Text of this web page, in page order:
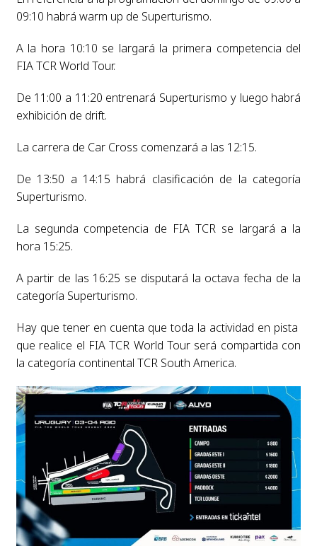
09:10 habrá warm up de Superturismo.
A la hora 10:10 se largará la primera competencia del
FIA TCR World Tour.
De 11:00 a 11:20 entrenará Superturismo y luego habrá
exhibición de drift.
La carrera de Car Cross comenzará a las 12:15.
De 13:50 a 14:15 habrá clasificación de la categoría
Superturismo.
La segunda competencia de FIA TCR se largará a la
hora 15:25.
A partir de las 16:25 se disputará la octava fecha de la
categoría Superturismo.
Hay que tener en cuenta que toda la actividad en pista
que realice el FIA TCR World Tour será compartida con
la categoría continental TCR South America.